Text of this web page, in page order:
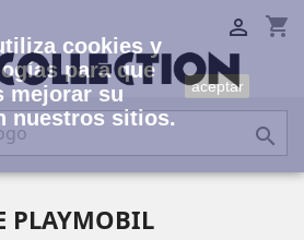
shopping_cart


PLAYMOBIL
cookies y
para que
mejorar su
nuestros sitios.
aceptar